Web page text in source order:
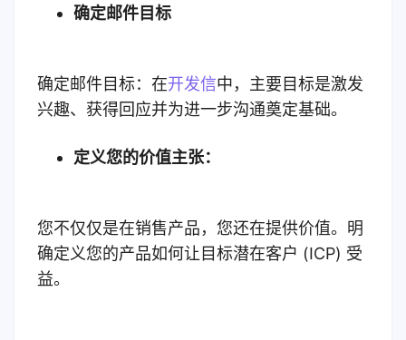
确定邮件目标
确定邮件目标：在开发信中，主要目标是激发
兴趣、获得回应并为进一步沟通奠定基础。
定义您的价值主张：
您不仅仅是在销售产品，您还在提供价值。明
确定义您的产品如何让目标潜在客户 (ICP) 受
益。